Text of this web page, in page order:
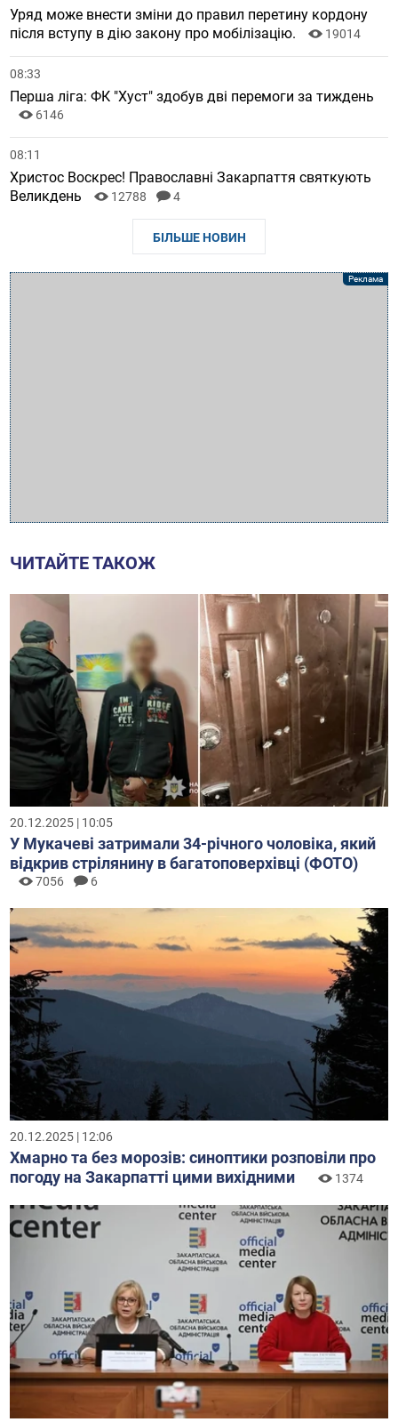
Уряд може внести зміни до правил перетину кордону
після вступу в дію закону про мобілізацію.
19014
08:33
Перша ліга: ФК "Хуст" здобув дві перемоги за тиждень
6146
08:11
Христос Воскрес! Православні Закарпаття святкують
Великдень
12788 4
БІЛЬШЕ НОВИН
ЧИТАЙТЕ ТАКОЖ
20.12.2025 | 10:05
У Мукачеві затримали 34-річного чоловіка, який
відкрив стрілянину в багатоповерхівці (ФОТО)
7056 6
20.12.2025 | 12:06
Хмарно та без морозів: синоптики розповіли про
погоду на Закарпатті цими вихідними
1374